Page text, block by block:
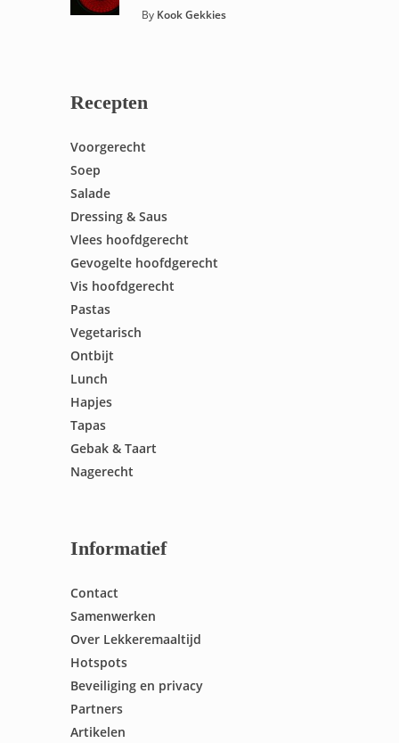
By Kook Gekkies
Recepten
Voorgerecht
Soep
Salade
Dressing & Saus
Vlees hoofdgerecht
Gevogelte hoofdgerecht
Vis hoofdgerecht
Pastas
Vegetarisch
Ontbijt
Lunch
Hapjes
Tapas
Gebak & Taart
Nagerecht
Informatief
Contact
Samenwerken
Over Lekkeremaaltijd
Hotspots
Beveiliging en privacy
Partners
Artikelen